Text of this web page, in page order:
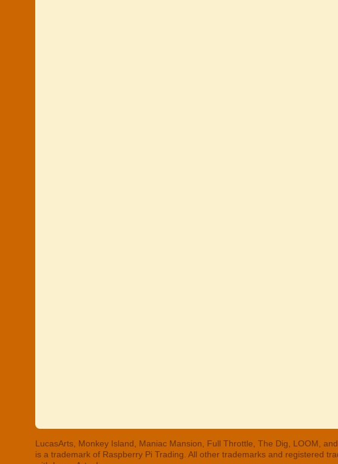
LucasArts, Monkey Island, Maniac Mansion, Full Throttle, The Dig, LOOM,
is a trademark of Raspberry Pi Trading. All other trademarks and registered